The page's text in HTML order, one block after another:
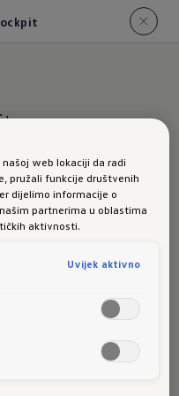
Innovision Cockpit
web lokaciji da radi
pružali funkcije društvenih
dijelimo informacije o
partnerima u oblastima
aktivnosti.
Uvijek aktivno